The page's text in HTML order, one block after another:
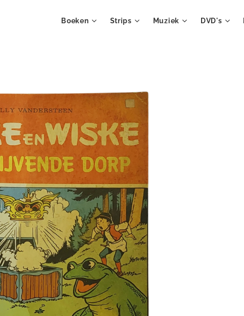
Boeken Strips Muziek DVD's